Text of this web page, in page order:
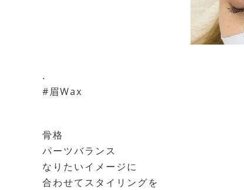
.
#眉Wax
骨格
パーツバランス
なりたいイメージに
合わせてスタイリングを